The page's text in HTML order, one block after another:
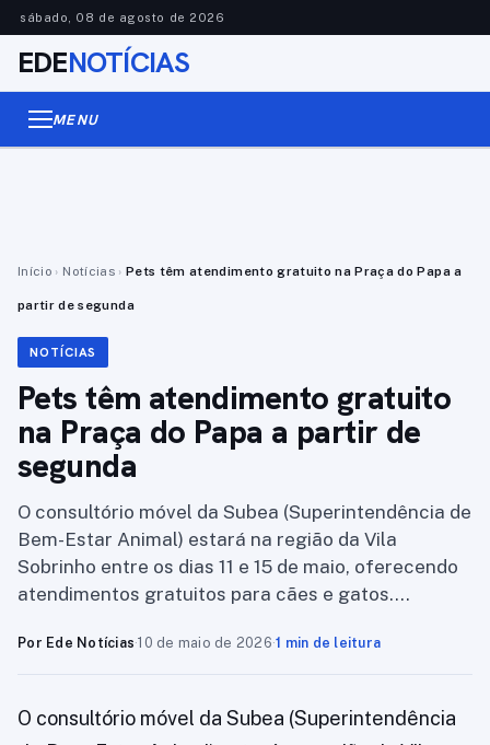
sábado, 08 de agosto de 2026
EDENOTÍCIAS
MENU
Início › Notícias › Pets têm atendimento gratuito na Praça do Papa a
partir de segunda
NOTÍCIAS
Pets têm atendimento gratuito
na Praça do Papa a partir de
segunda
O consultório móvel da Subea (Superintendência de
Bem-Estar Animal) estará na região da Vila
Sobrinho entre os dias 11 e 15 de maio, oferecendo
atendimentos gratuitos para cães e gatos….
Por Ede Notícias·10 de maio de 2026·1 min de leitura
O consultório móvel da Subea (Superintendência